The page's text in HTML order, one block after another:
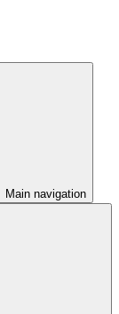
Main navigation